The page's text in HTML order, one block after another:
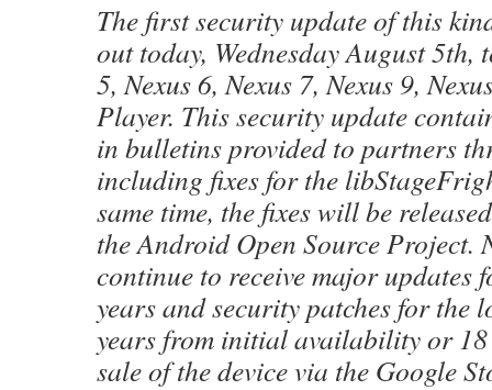
The first security update of this
out today, Wednesday August 5th,
5, Nexus 6, Nexus 7, Nexus 9,
Player. This security update
in bulletins provided to partners
including fixes for the
same time, the fixes will be
the Android Open Source Project.
continue to receive major updates
years and security patches for the
years from initial availability or
sale of the device via the Google